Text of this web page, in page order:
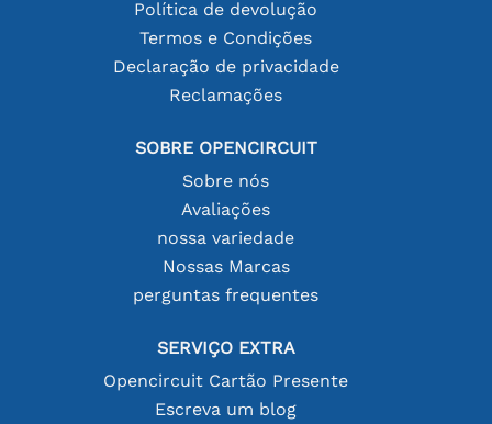
Política de devolução
Termos e Condições
Declaração de privacidade
Reclamações
SOBRE OPENCIRCUIT
Sobre nós
Avaliações
nossa variedade
Nossas Marcas
perguntas frequentes
SERVIÇO EXTRA
Opencircuit Cartão Presente
Escreva um blog